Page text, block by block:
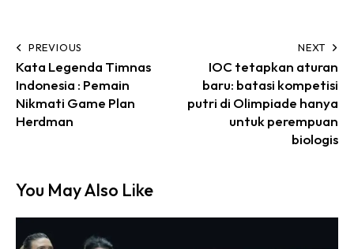
PREVIOUS
Kata Legenda Timnas
Indonesia : Pemain
Nikmati Game Plan
Herdman
NEXT
IOC tetapkan aturan
baru: batasi kompetisi
putri di Olimpiade hanya
untuk perempuan
biologis
You May Also Like